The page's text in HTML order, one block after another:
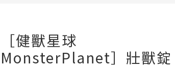
［健獸星球
MonsterPlanet］壯獸錠